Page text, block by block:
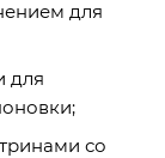
для
для
со